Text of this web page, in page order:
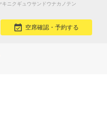
ニクギュウサンドウナカノテン
空席確認・予約する